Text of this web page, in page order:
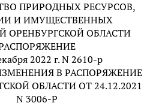
ПРИРОДНЫХ РЕСУРСОВ,
И ИМУЩЕСТВЕННЫХ
ОРЕНБУРГСКОЙ ОБЛАСТИ
2022 г. N 2610-р
В РАСПОРЯЖЕНИЕ
ОБЛАСТИ ОТ 24.12.2021
N 3006-Р